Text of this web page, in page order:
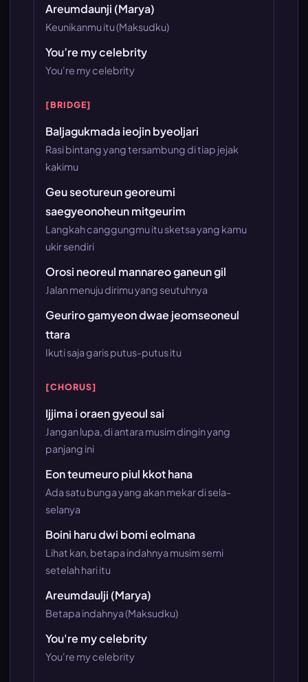
Areumdaunji (Marya)
Keunikanmu itu (Maksudku)
You’re my celebrity
You're my celebrity
[BRIDGE]
Baljagukmada ieojin byeoljari
Rasi bintang yang tersambung di tiap jejak
kakimu
Geu seotureun georeumi
saegyeonoheun mitgeurim
Langkah canggungmu itu sketsa yang kamu
ukir sendiri
Orosi neoreul mannareo ganeun gil
Jalan menuju dirimu yang seutuhnya
Geuriro gamyeon dwae jeomseoneul
ttara
Ikuti saja garis putus-putus itu
[CHORUS]
Ijjima i oraen gyeoul sai
Jangan lupa, di antara musim dingin yang
panjang ini
Eon teumeuro piul kkot hana
Ada satu bunga yang akan mekar di sela-
selanya
Boini haru dwi bomi eolmana
Lihat kan, betapa indahnya musim semi
setelah hari itu
Areumdaulji (Marya)
Betapa indahnya (Maksudku)
You're my celebrity
You're my celebrity